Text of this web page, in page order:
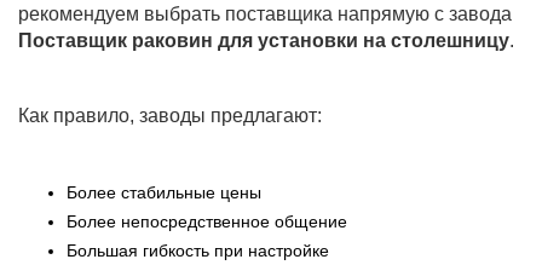
рекомендуем выбрать поставщика напрямую с завода
Поставщик раковин для установки на столешницу.
Как правило, заводы предлагают:
Более стабильные цены
Более непосредственное общение
Большая гибкость при настройке